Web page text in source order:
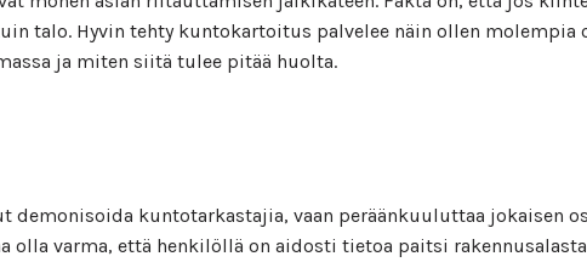
talo. Hyvin tehty kuntokartoitus palvelee näin ollen molempia
ja miten siitä tulee pitää huolta.
demonisoida kuntotarkastajia, vaan peräänkuuluttaa jokaisen
olla varma, että henkilöllä on aidosti tietoa paitsi rakennusalasta